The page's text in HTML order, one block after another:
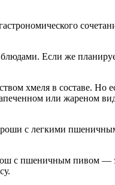
Если же
хмеля в составе. Но
или жареном
с легкими
с пшеничным пивом —